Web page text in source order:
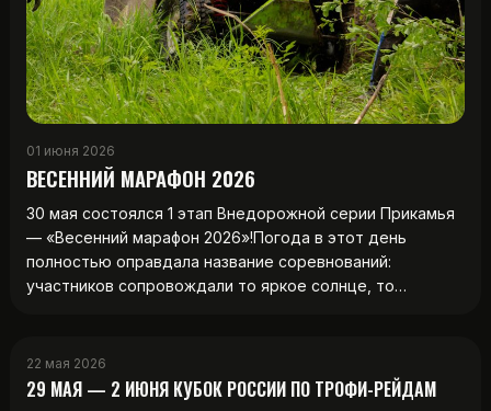
01 июня 2026
ВЕСЕННИЙ МАРАФОН 2026
30 мая состоялся 1 этап Внедорожной серии Прикамья
— «Весенний марафон 2026»!Погода в этот день
полностью оправдала название соревнований:
участников сопровождали то яркое солнце, то…
22 мая 2026
29 МАЯ — 2 ИЮНЯ КУБОК РОССИИ ПО ТРОФИ-РЕЙДАМ